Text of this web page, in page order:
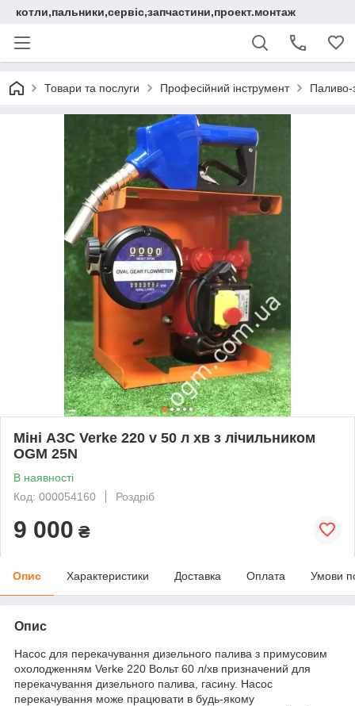
котли,пальники,сервіс,запчастини,проект.монтаж
Товари та послуги Професійний інструмент Паливо-
Міні АЗС Verke 220 v 50 л хв з лічильником
OGM 25N
В наявності
Код: 000054160
Роздріб
9 000 ₴
Опис Характеристики Доставка Оплата Умови
Опис
Насос для перекачування дизельного палива з примусовим
охолодженням Verke 220 Вольт 60 л/хв призначений для
перекачування дизельного палива, гасину. Насос
перекачування може працювати в будь-якому